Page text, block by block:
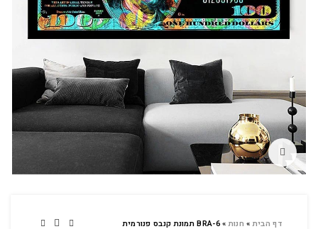
לחץ להגדלה
דף הבית» חנות»BRA-6 תמונת קנבס פנורמית